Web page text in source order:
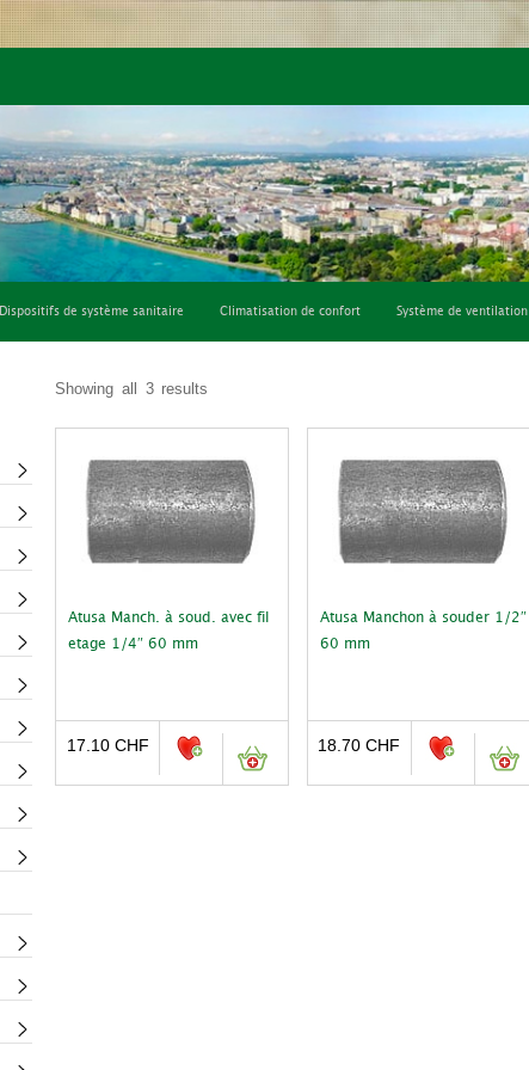
Dispositifs de système sanitaire Climatisation de confort Système de ventilation
Showing all 3 results
Atusa Manch. à soud. avec fil
etage 1/4″ 60 mm
17.10 CHF
Atusa Manchon à souder 1/2″
60 mm
18.70CHF